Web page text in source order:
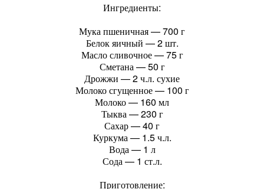
Ингредиенты:
Мука пшеничная — 700 г
Белок яичный — 2 шт.
Масло сливочное — 75 г
Сметана — 50 г
Дрожжи — 2 ч.л. сухие
Молоко сгущенное — 100 г
Молоко — 160 мл
Тыква — 230 г
Сахар — 40 г
Куркума — 1.5 ч.л.
Вода — 1 л
Сода — 1 ст.л.
Приготовление: